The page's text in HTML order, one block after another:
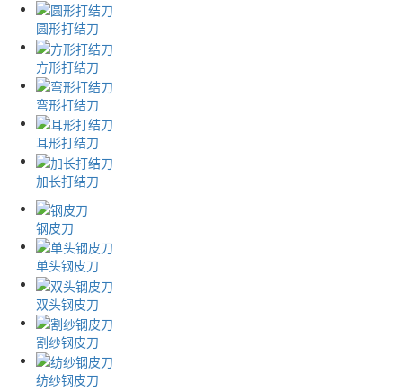
圆形打结刀
方形打结刀
弯形打结刀
耳形打结刀
加长打结刀
钢皮刀
单头钢皮刀
双头钢皮刀
割纱钢皮刀
纺纱钢皮刀